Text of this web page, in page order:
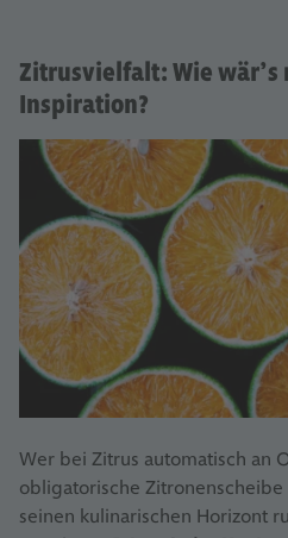
Zitrusvielfalt: Wie wär’s
Inspiration?
Wer bei Zitrus automatisch an
obligatorische
seinen kulinarischen Horizont